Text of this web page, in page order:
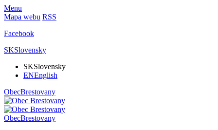
Menu
Mapa webu RSS
Facebook
SKSlovensky
SKSlovensky
ENEnglish
ObecBrestovany
ObecBrestovany